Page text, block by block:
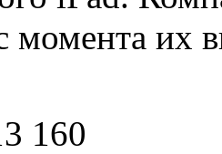
момента их
160